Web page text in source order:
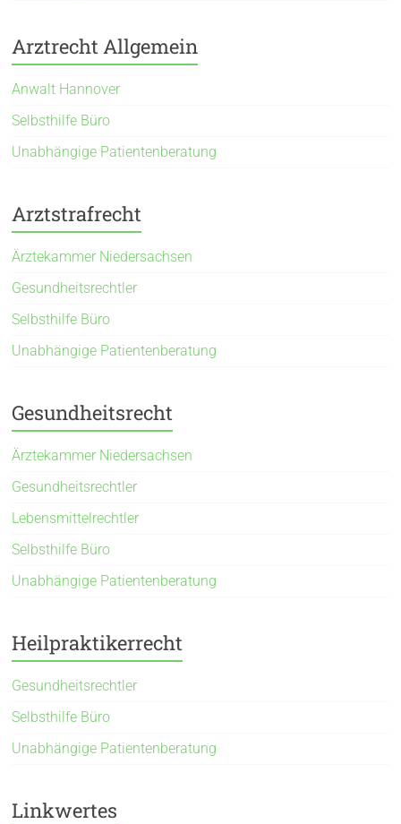
Arztrecht Allgemein
Anwalt Hannover
Selbsthilfe Büro
Unabhängige Patientenberatung
Arztstrafrecht
Ärztekammer Niedersachsen
Gesundheitsrechtler
Selbsthilfe Büro
Unabhängige Patientenberatung
Gesundheitsrecht
Ärztekammer Niedersachsen
Gesundheitsrechtler
Lebensmittelrechtler
Selbsthilfe Büro
Unabhängige Patientenberatung
Heilpraktikerrecht
Gesundheitsrechtler
Selbsthilfe Büro
Unabhängige Patientenberatung
Linkwertes